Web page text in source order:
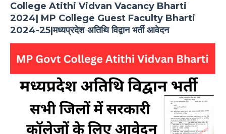
College Atithi Vidvan Vacancy Bharti
2024| MP College Guest Faculty Bharti
2024-25|मध्यप्रदेश अतिथि विद्वान भर्ती आवेदन